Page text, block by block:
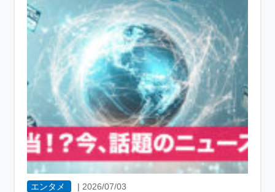
エンタメ |2026/07/03